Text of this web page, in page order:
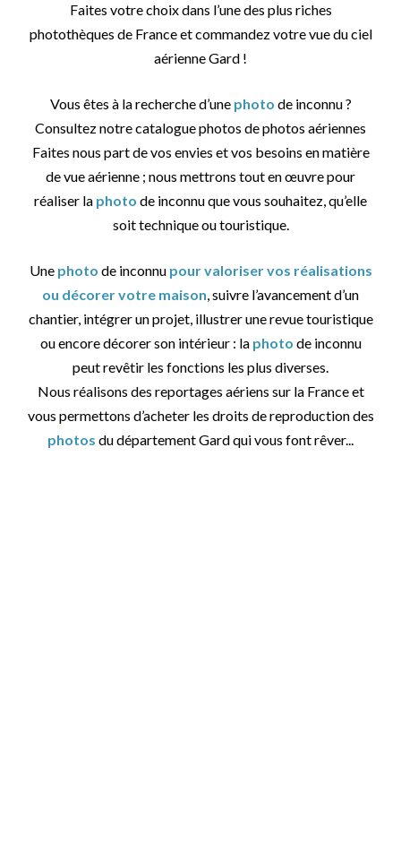
Faites votre choix dans l’une des plus riches
photothèques de France et commandez votre vue du ciel
aérienne Gard !
Vous êtes à la recherche d’une photo de inconnu ?
Consultez notre catalogue photos de photos aériennes
Faites nous part de vos envies et vos besoins en matière
de vue aérienne ; nous mettrons tout en œuvre pour
réaliser la photo de inconnu que vous souhaitez, qu’elle
soit technique ou touristique.
Une photo de inconnu pour valoriser vos réalisations
ou décorer votre maison, suivre l’avancement d’un
chantier, intégrer un projet, illustrer une revue touristique
ou encore décorer son intérieur : la photo de inconnu
peut revêtir les fonctions les plus diverses.
Nous réalisons des reportages aériens sur la France et
vous permettons d’acheter les droits de reproduction des
photos du département Gard qui vous font rêver...